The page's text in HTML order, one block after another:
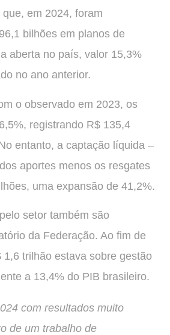
em 2024, foram
bilhões em planos de
aberta no país, valor 15,3%
no ano anterior.
o observado em 2023, os
registrando R$ 135,4
entanto, a captação líquida –
aportes menos os resgates
uma expansão de 41,2%.
setor também são
da Federação. Ao fim de
1,6 trilhão estava sobre gestão
a 13,4% do PIB brasileiro.
com resultados muito
de um trabalho de